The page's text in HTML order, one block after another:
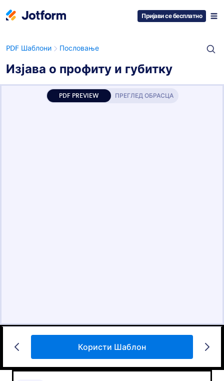
Пријави се бесплатно
PDF Шаблони Пословање
Изјава о профиту и губитку
PDF PREVIEW ПРЕГЛЕД ОБРАСЦА
Користи Шаблон